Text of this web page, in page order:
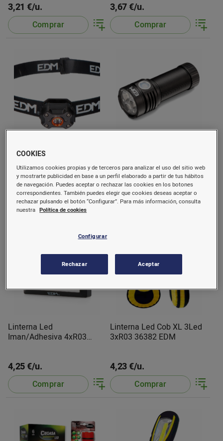
3,21 €/u.
Comprar
3,67 €/u.
Comprar
Recarg.400L 36417 EDM
12,41 €/u.
Comprar
42,98 €/u.
Comprar
Linterna Led
Iman/Adhesiva 4xR03
4,25 €/u.
Comprar
Linterna Led Cob XL 3Led
3xR03 36382 EDM
4,23 €/u.
Comprar
COOKIES
Utilizamos cookies propias y de terceros para analizar el uso del sitio web
y mostrarte publicidad en base a un perfil elaborado a partir de tus hábitos
de navegación. Puedes aceptar o rechazar las cookies en los botones
correspondientes. También puedes elegir que cookies deseas aceptar o
rechazar pulsando el botón “Configurar”. Para más información, consulta
nuestra Política de cookies
Configurar
Rechazar Aceptar